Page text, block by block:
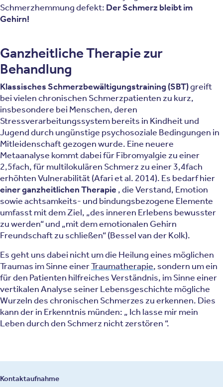
Schmerzhemmung defekt: Der Schmerz bleibt im
Gehirn!
Ganzheitliche Therapie zur
Behandlung
Klassisches Schmerzbewältigungstraining (SBT)greift
bei vielen chronischen Schmerzpatienten zu kurz,
insbesondere bei Menschen, deren
Stressverarbeitungssystem bereits in Kindheit und
Jugend durch ungünstige psychosoziale Bedingungen in
Mitleidenschaft gezogen wurde. Eine neuere
Metaanalyse kommt dabei für Fibromyalgie zu einer
2,5fach, für multilokulären Schmerz zu einer 3,4fach
erhöhten Vulnerabilität (Afari et al. 2014). Es bedarf hier
einer ganzheitlichen Therapie , die Verstand, Emotion
sowie achtsamkeits- und bindungsbezogene Elemente
umfasst mit dem Ziel, „des inneren Erlebens bewusster
zu werden“ und „mit dem emotionalen Gehirn
Freundschaft zu schließen“ (Bessel van der Kolk).
Es geht uns dabei nicht um die Heilung eines möglichen
Traumas im Sinne einerTraumatherapie, sondern um ein
für den Patienten hilfreiches Verständnis, im Sinne einer
vertikalen Analyse seiner Lebensgeschichte mögliche
Wurzeln des chronischen Schmerzes zu erkennen. Dies
kann der in Erkenntnis münden: „ Ich lasse mir mein
Leben durch den Schmerz nicht zerstören “.
Kontaktaufnahme